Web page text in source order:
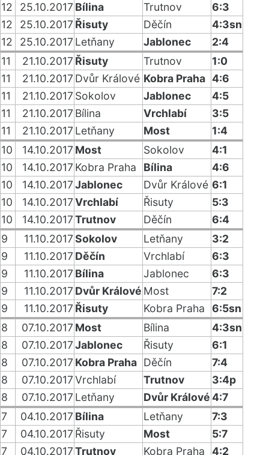
12
25.10.2017 Bílina Trutnov
6:3
12
25.10.2017 Řisuty Děčín
4:3sn
12
25.10.2017 Letňany Jablonec
2:4
11
21.10.2017 Řisuty Trutnov
1:0
11
21.10.2017 Dvůr Králové Kobra Praha 4:6
11
21.10.2017 Sokolov Jablonec
4:5
11
21.10.2017 Bílina Vrchlabí
3:5
11
21.10.2017 Letňany Most
1:4
10
14.10.2017 Most Sokolov
4:1
10
14.10.2017 Kobra Praha Bílina
4:6
10
14.10.2017Jablonec Dvůr Králové 6:1
10
14.10.2017Vrchlabí Řisuty
5:3
10
14.10.2017Trutnov Děčín
6:4
9
11.10.2017Sokolov Letňany
3:2
9
11.10.2017 Děčín Vrchlabí
6:3
9
11.10.2017 Bílina Jablonec
6:3
9
11.10.2017 Dvůr Králové Most
7:2
9
11.10.2017 Řisuty Kobra Praha
6:5sn
8
07.10.2017 Most Bílina
4:3sn
8
07.10.2017Jablonec Řisuty
6:1
8
07.10.2017 Kobra Praha Děčín
7:4
8
07.10.2017Vrchlabí Trutnov
3:4p
8
07.10.2017 Letňany Dvůr Králové4:7
7
04.10.2017 Bílina Letňany
7:3
7
04.10.2017 Řisuty Most
5:7
7
04.10.2017Trutnov Kobra Praha 4:2